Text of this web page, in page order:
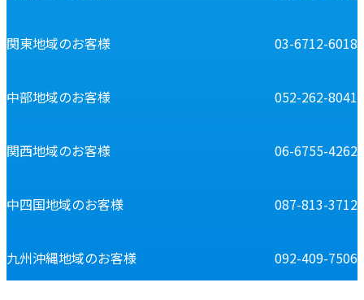
関東地域のお客様 03-6712-6018
中部地域のお客様 052-262-8041
関西地域のお客様 06-6755-4262
中四国地域のお客様 087-813-3712
九州沖縄地域のお客様 092-409-7506